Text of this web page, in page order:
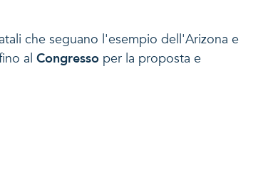
che seguano l'esempio dell'Arizona e
al Congresso per la proposta e